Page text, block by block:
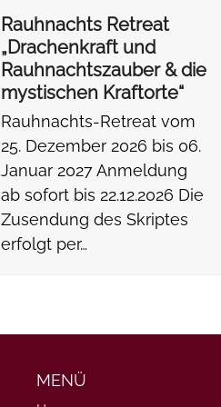
Rauhnachts Retreat
„Drachenkraft und
Rauhnachtszauber & die
mystischen Kraftorte“
Rauhnachts-Retreat vom
25. Dezember 2026 bis 06.
Januar 2027 Anmeldung
ab sofort bis 22.12.2026 Die
Zusendung des Skriptes
erfolgt per…
MENÜ